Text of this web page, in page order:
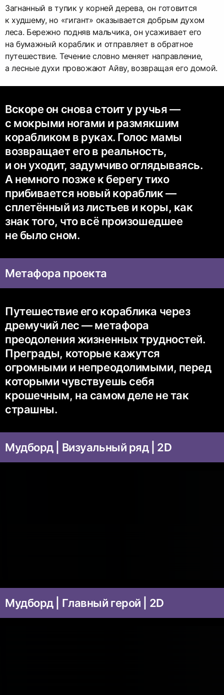
Загнанный в тупик у корней дерева, он готовится
к худшему, но «гигант» оказывается добрым духом
леса. Бережно подняв мальчика, он усаживает его
на бумажный кораблик и отправляет в обратное
путешествие. Течение словно меняет направление,
а лесные духи провожают Айву, возвращая его домой.
Вскоре он снова стоит у ручья —
с мокрыми ногами и размякшим
корабликом в руках. Голос мамы
возвращает его в реальность,
и он уходит, задумчиво оглядываясь.
А немного позже к берегу тихо
прибивается новый кораблик —
сплетённый из листьев и коры, как
знак того, что всё произошедшее
не было сном.
Метафора проекта
Путешествие его кораблика через
дремучий лес — метафора
преодоления жизненных трудностей.
Преграды, которые кажутся
огромными и непреодолимыми, перед
которыми чувствуешь себя
крошечным, на самом деле не так
страшны.
Мудборд | Визуальный ряд | 2D
Мудборд | Главный герой | 2D